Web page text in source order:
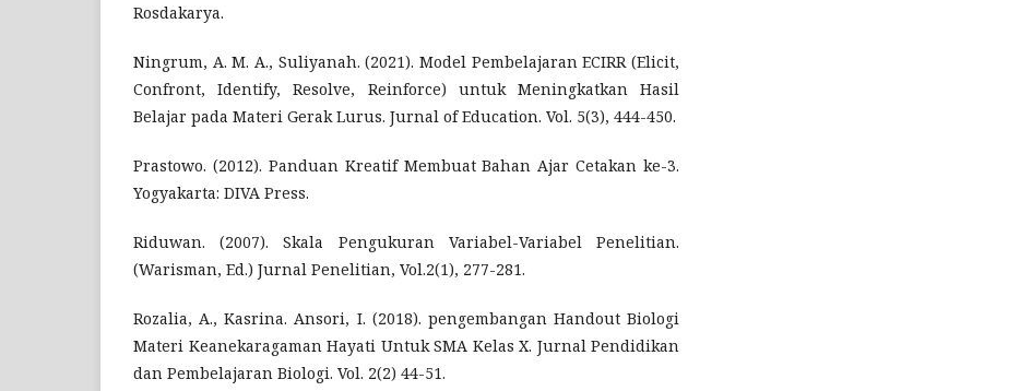
Rosdakarya.
Ningrum, A. M. A., Suliyanah. (2021). Model Pembelajaran ECIRR (Elicit,
Confront, Identify, Resolve, Reinforce) untuk Meningkatkan Hasil
Belajar pada Materi Gerak Lurus. Jurnal of Education. Vol. 5(3), 444-450.
Prastowo. (2012). Panduan Kreatif Membuat Bahan Ajar Cetakan ke-3.
Yogyakarta: DIVA Press.
Riduwan. (2007). Skala Pengukuran Variabel-Variabel Penelitian.
(Warisman, Ed.) Jurnal Penelitian, Vol.2(1), 277-281.
Rozalia, A., Kasrina. Ansori, I. (2018). pengembangan Handout Biologi
Materi Keanekaragaman Hayati Untuk SMA Kelas X. Jurnal Pendidikan
dan Pembelajaran Biologi. Vol. 2(2) 44-51.